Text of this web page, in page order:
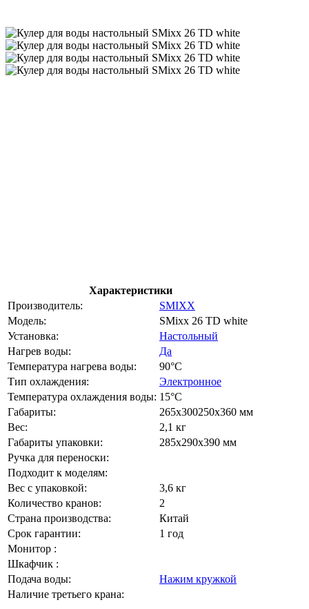
Характеристики
Производитель:
SMIXX
Модель:
SMixx 26 TD white
Установка:
Настольный
Нагрев воды:
Да
Температура нагрева воды:
90°С
Тип охлаждения:
Электронное
Температура охлаждения воды: 15°С
Габариты:
265х300250х360 мм
Вес:
2,1 кг
Габариты упаковки:
285х290х390 мм
Ручка для переноски:
Подходит к моделям:
Вес с упаковкой:
3,6 кг
Количество кранов:
2
Страна производства:
Китай
Срок гарантии:
1 год
Монитор :
Шкафчик :
Подача воды:
Нажим кружкой
Наличие третьего крана: